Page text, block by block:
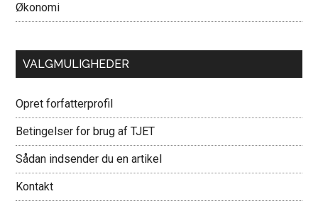
Økonomi
VALGMULIGHEDER
Opret forfatterprofil
Betingelser for brug af TJET
Sådan indsender du en artikel
Kontakt